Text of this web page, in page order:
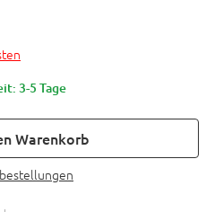
3-5 Tage
Warenkorb